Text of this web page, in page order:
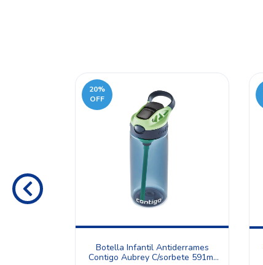
20%
OFF
Botella Infantil Antiderrames
Contigo Aubrey C/sorbete 591ml